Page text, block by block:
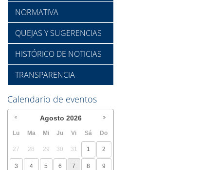
NORMATIVA
QUEJAS Y SUGERENCIAS
HISTÓRICO DE NOTICIAS
TRANSPARENCIA
Calendario de eventos
Agosto 2026
Lu Ma Mi Ju Vi Sá Do
27 28 29 30 31 1 2
3 4 5 6 7 8 9